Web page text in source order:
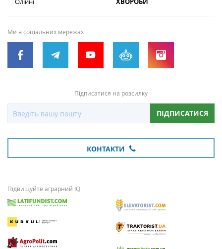
Ми в соціальних мережах
Підписатися на розсилку
ПІДПИСАТИСЯ
КОНТАКТИ
Підвищуйте аграрний IQ